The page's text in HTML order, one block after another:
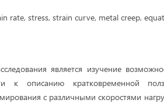
rate, stress, strain curve, metal creep,
является изучение
к описанию кратковременной
с различными скоростями